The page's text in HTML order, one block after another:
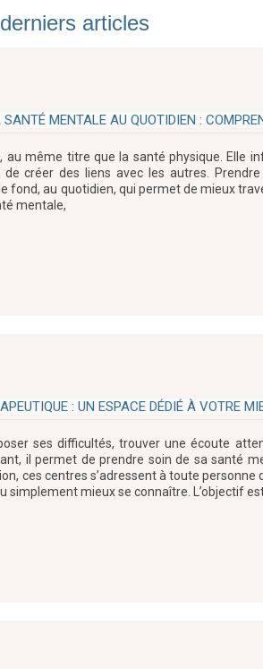
articles
MENTALE AU QUOTIDIEN :
même titre que la santé physique. Elle
créer des liens avec les autres.
fond, au quotidien, qui permet de mieux
mentale,
: UN ESPACE DÉDIÉ À VOTRE
ses difficultés, trouver une écoute
il permet de prendre soin de sa santé
ces centres s’adressent à toute personne
simplement mieux se connaître. L’objectif